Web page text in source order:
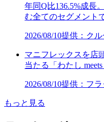
年同Q比136.5%成長
む全てのセグメント
2026/08/10提供：ク
マニフレックスを店
当たる「わたし
2026/08/10提供：フラ
もっと見る